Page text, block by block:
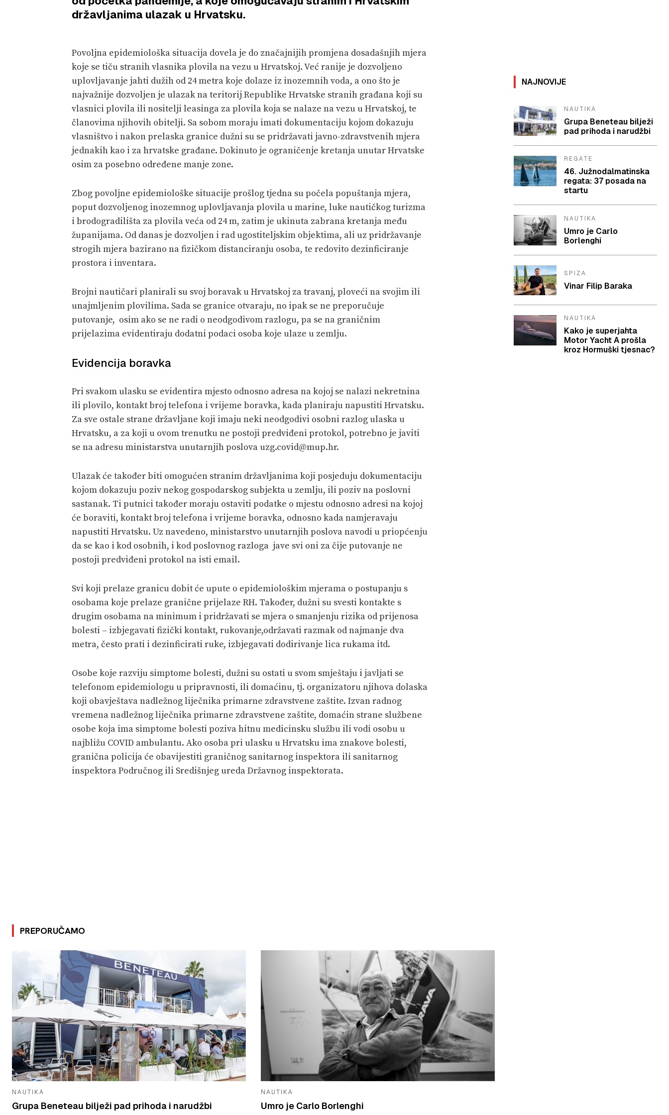
državljanima ulazak u Hrvatsku.
Povoljna epidemiološka situacija dovela je do značajnijih promjena dosadašnjih mjera
koje se tiču stranih vlasnika plovila na vezu u Hrvatskoj. Već ranije je dozvoljeno
uplovljavanje jahti dužih od 24 metra koje dolaze iz inozemnih voda, a ono što je
najvažnije dozvoljen je ulazak na teritorij Republike Hrvatske stranih građana koji su
vlasnici plovila ili nositelji leasinga za plovila koja se nalaze na vezu u Hrvatskoj, te
članovima njihovih obitelji. Sa sobom moraju imati dokumentaciju kojom dokazuju
vlasništvo i nakon prelaska granice dužni su se pridržavati javno-zdravstvenih mjera
jednakih kao i za hrvatske građane. Dokinuto je ograničenje kretanja unutar Hrvatske
osim za posebno određene manje zone.
Zbog povoljne epidemiološke situacije prošlog tjedna su počela popuštanja mjera,
poput dozvoljenog inozemnog uplovljavanja plovila u marine, luke nautičkog turizma
i brodogradilišta za plovila veća od 24 m, zatim je ukinuta zabrana kretanja među
županijama. Od danas je dozvoljen i rad ugostiteljskim objektima, ali uz pridržavanje
strogih mjera bazirano na fizičkom distanciranju osoba, te redovito dezinficiranje
prostora i inventara.
Brojni nautičari planirali su svoj boravak u Hrvatskoj za travanj, ploveći na svojim ili
unajmljenim plovilima. Sada se granice otvaraju, no ipak se ne preporučuje
putovanje, osim ako se ne radi o neodgodivom razlogu, pa se na graničnim
prijelazima evidentiraju dodatni podaci osoba koje ulaze u zemlju.
Evidencija boravka
Pri svakom ulasku se evidentira mjesto odnosno adresa na kojoj se nalazi nekretnina
ili plovilo, kontakt broj telefona i vrijeme boravka, kada planiraju napustiti Hrvatsku.
Za sve ostale strane državljane koji imaju neki neodgodivi osobni razlog ulaska u
Hrvatsku, a za koji u ovom trenutku ne postoji predviđeni protokol, potrebno je javiti
se na adresu ministarstva unutarnjih poslova uzg.covid@mup.hr.
Ulazak će također biti omogućen stranim državljanima koji posjeduju dokumentaciju
kojom dokazuju poziv nekog gospodarskog subjekta u zemlju, ili poziv na poslovni
sastanak. Ti putnici također moraju ostaviti podatke o mjestu odnosno adresi na kojoj
će boraviti, kontakt broj telefona i vrijeme boravka, odnosno kada namjeravaju
napustiti Hrvatsku. Uz navedeno, ministarstvo unutarnjih poslova navodi u priopćenju
da se kao i kod osobnih, i kod poslovnog razloga jave svi oni za čije putovanje ne
postoji predviđeni protokol na isti email.
Svi koji prelaze granicu dobit će upute o epidemiološkim mjerama o postupanju s
osobama koje prelaze granične prijelaze RH. Također, dužni su svesti kontakte s
drugim osobama na minimum i pridržavati se mjera o smanjenju rizika od prijenosa
bolesti – izbjegavati fizički kontakt, rukovanje,održavati razmak od najmanje dva
metra, često prati i dezinficirati ruke, izbjegavati dodirivanje lica rukama itd.
Osobe koje razviju simptome bolesti, dužni su ostati u svom smještaju i javljati se
telefonom epidemiologu u pripravnosti, ili domaćinu, tj. organizatoru njihova dolaska
koji obavještava nadležnog liječnika primarne zdravstvene zaštite. Izvan radnog
vremena nadležnog liječnika primarne zdravstvene zaštite, domaćin strane službene
osobe koja ima simptome bolesti poziva hitnu medicinsku službu ili vodi osobu u
najbližu COVID ambulantu. Ako osoba pri ulasku u Hrvatsku ima znakove bolesti,
granična policija će obavijestiti graničnog sanitarnog inspektora ili sanitarnog
inspektora Područnog ili Središnjeg ureda Državnog inspektorata.
PREPORUČAMO
NAUTIKA
Grupa Beneteau bilježi pad prihoda i narudžbi
NAUTIKA
Umro je Carlo Borlenghi
NAJNOVIJE
NAUTIKA
Grupa Beneteau bilježi
pad prihoda i narudžbi
REGATE
46. Južnodalmatinska
regata: 37 posada na
startu
NAUTIKA
Umro je Carlo
Borlenghi
SPIZA
Vinar Filip Baraka
NAUTIKA
Kako je superjahta
Motor Yacht A prošla
kroz Hormuški tjesnac?